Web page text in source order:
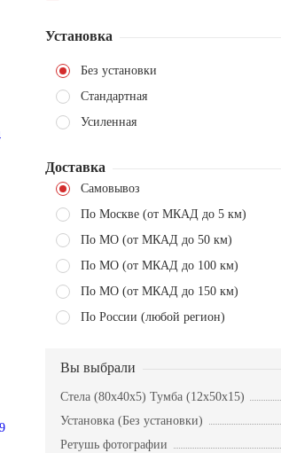
Установка
Без установки
Стандартная
Усиленная
Доставка
Самовывоз
По Москве (от МКАД до 5 км)
По МО (от МКАД до 50 км)
По МО (от МКАД до 100 км)
По МО (от МКАД до 150 км)
По России (любой регион)
Вы выбрали
Стела (80x40x5) Тумба (12x50x15)
Установка (Без установки)
Ретушь фотографии